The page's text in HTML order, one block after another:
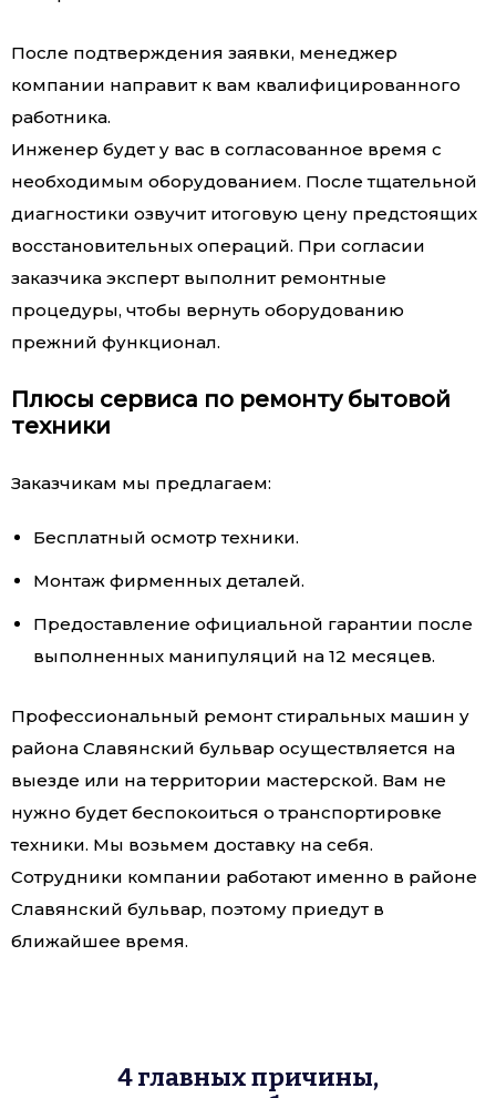
После подтверждения заявки, менеджер
компании направит к вам квалифицированного
работника.
Инженер будет у вас в согласованное время с
необходимым оборудованием. После тщательной
диагностики озвучит итоговую цену предстоящих
восстановительных операций. При согласии
заказчика эксперт выполнит ремонтные
процедуры, чтобы вернуть оборудованию
прежний функционал.
Плюсы сервиса по ремонту бытовой
техники
Заказчикам мы предлагаем:
Бесплатный осмотр техники.
Монтаж фирменных деталей.
Предоставление официальной гарантии после
выполненных манипуляций на 12 месяцев.
Профессиональный ремонт стиральных машин у
района Славянский бульвар осуществляется на
выезде или на территории мастерской. Вам не
нужно будет беспокоиться о транспортировке
техники. Мы возьмем доставку на себя.
Сотрудники компании работают именно в районе
Славянский бульвар, поэтому приедут в
ближайшее время.
4 главных причины,